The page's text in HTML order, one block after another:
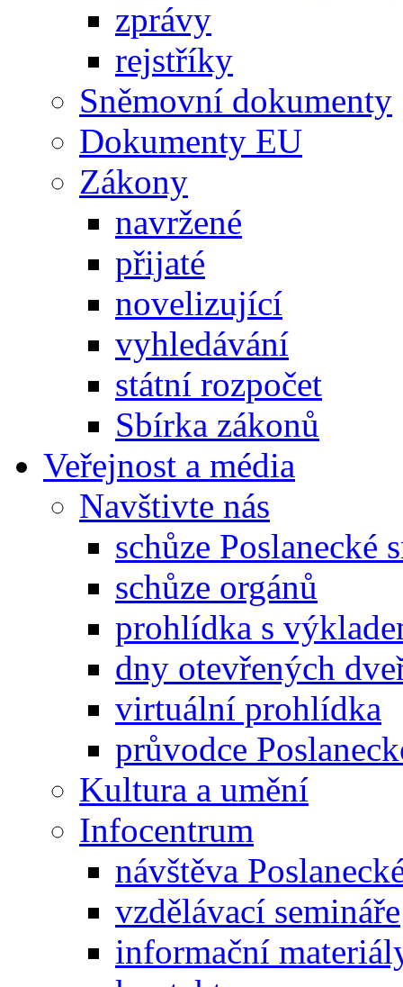
zprávy
rejstříky
Sněmovní dokumenty
Dokumenty EU
Zákony
navržené
přijaté
novelizující
vyhledávání
státní rozpočet
Sbírka zákonů
Veřejnost a média
Navštivte nás
schůze Poslanecké
schůze orgánů
prohlídka s
dny otevřených
virtuální prohlídka
průvodce
Kultura a umění
Infocentrum
návštěva
vzdělávací semináře
informační